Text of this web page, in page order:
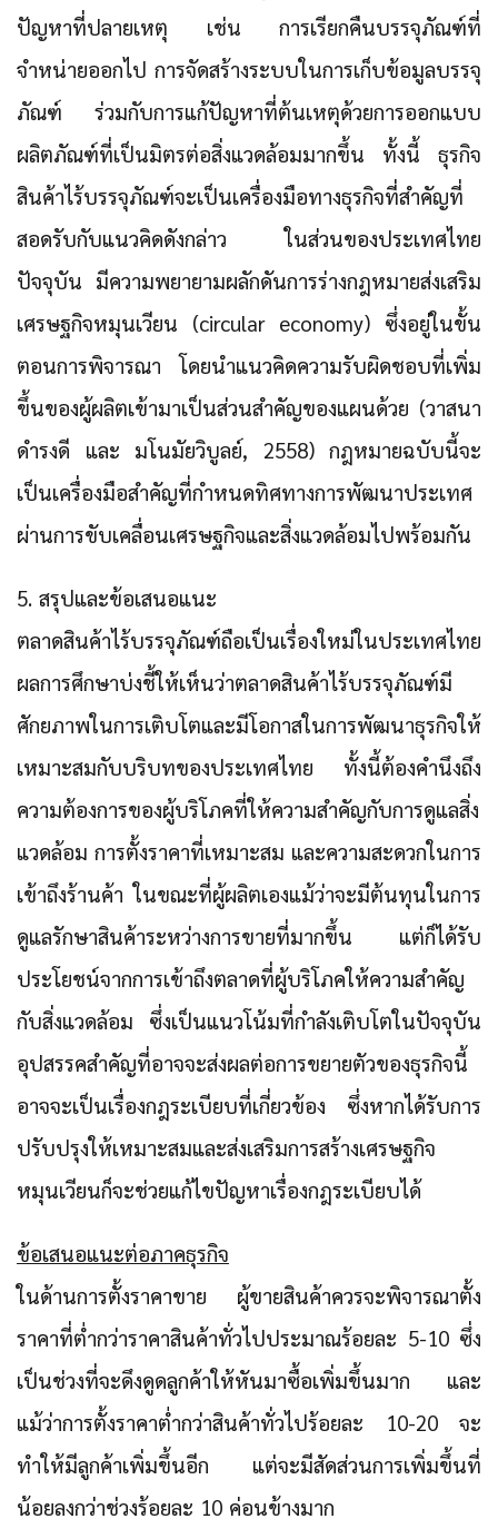
ปัญหาที่ปลายเหตุ เช่น การเรียกคืนบรรจุภัณฑ์ที่
จำหน่ายออกไป การจัดสร้างระบบในการเก็บข้อมูลบรรจุ
ภัณฑ์ ร่วมกับการแก้ปัญหาที่ต้นเหตุด้วยการออกแบบ
ผลิตภัณฑ์ที่เป็นมิตรต่อสิ่งแวดล้อมมากขึ้น ทั้งนี้ ธุรกิจ
สินค้าไร้บรรจุภัณฑ์จะเป็นเครื่องมือทางธุรกิจที่สำคัญที่
สอดรับกับแนวคิดดังกล่าว ในส่วนของประเทศไทย
ปัจจุบัน มีความพยายามผลักดันการร่างกฎหมายส่งเสริม
เศรษฐกิจหมุนเวียน (circular economy) ซึ่งอยู่ในขั้น
ตอนการพิจารณา โดยนำแนวคิดความรับผิดชอบที่เพิ่ม
ขึ้นของผู้ผลิตเข้ามาเป็นส่วนสำคัญของแผนด้วย (วาสนา
ดำรงดี และ มโนมัยวิบูลย์, 2558) กฎหมายฉบับนี้จะ
เป็นเครื่องมือสำคัญที่กำหนดทิศทางการพัฒนาประเทศ
ผ่านการขับเคลื่อนเศรษฐกิจและสิ่งแวดล้อมไปพร้อมกัน
5. สรุปและข้อเสนอแนะ
ตลาดสินค้าไร้บรรจุภัณฑ์ถือเป็นเรื่องใหม่ในประเทศไทย
ผลการศึกษาบ่งชี้ให้เห็นว่าตลาดสินค้าไร้บรรจุภัณฑ์มี
ศักยภาพในการเติบโตและมีโอกาสในการพัฒนาธุรกิจให้
เหมาะสมกับบริบทของประเทศไทย ทั้งนี้ต้องคำนึงถึง
ความต้องการของผู้บริโภคที่ให้ความสำคัญกับการดูแลสิ่ง
แวดล้อม การตั้งราคาที่เหมาะสม และความสะดวกในการ
เข้าถึงร้านค้า ในขณะที่ผู้ผลิตเองแม้ว่าจะมีต้นทุนในการ
ดูแลรักษาสินค้าระหว่างการขายที่มากขึ้น แต่ก็ได้รับ
ประโยชน์จากการเข้าถึงตลาดที่ผู้บริโภคให้ความสำคัญ
กับสิ่งแวดล้อม ซึ่งเป็นแนวโน้มที่กำลังเติบโตในปัจจุบัน
อุปสรรคสำคัญที่อาจจะส่งผลต่อการขยายตัวของธุรกิจนี้
อาจจะเป็นเรื่องกฎระเบียบที่เกี่ยวข้อง ซึ่งหากได้รับการ
ปรับปรุงให้เหมาะสมและส่งเสริมการสร้างเศรษฐกิจ
หมุนเวียนก็จะช่วยแก้ไขปัญหาเรื่องกฎระเบียบได้
ข้อเสนอแนะต่อภาคธุรกิจ
ในด้านการตั้งราคาขาย ผู้ขายสินค้าควรจะพิจารณาตั้ง
ราคาที่ต่ำกว่าราคาสินค้าทั่วไปประมาณร้อยละ 5-10 ซึ่ง
เป็นช่วงที่จะดึงดูดลูกค้าให้หันมาซื้อเพิ่มขึ้นมาก และ
แม้ว่าการตั้งราคาต่ำกว่าสินค้าทั่วไปร้อยละ 10-20 จะ
ทำให้มีลูกค้าเพิ่มขึ้นอีก แต่จะมีสัดส่วนการเพิ่มขึ้นที่
น้อยลงกว่าช่วงร้อยละ 10 ค่อนข้างมาก